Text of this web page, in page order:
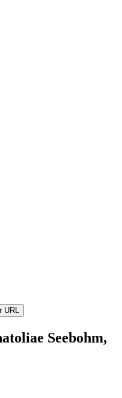
URL
Seebohm,